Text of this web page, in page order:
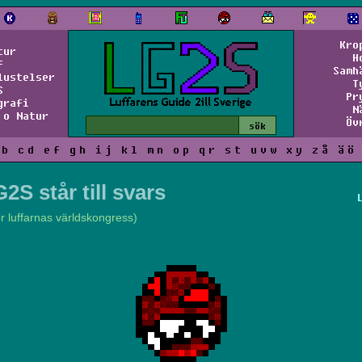
Natur
b c d e f g h i j k l m n o p q r s t u v w x y z å ä ö
står till svars
luffarnas världskongress)